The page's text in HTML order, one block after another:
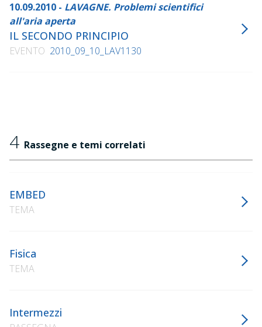
10.09.2010 - LAVAGNE. Problemi scientifici
all'aria aperta
IL SECONDO PRINCIPIO
EVENTO 2010_09_10_LAV1130
4 Rassegne e temi correlati
EMBED
TEMA
Fisica
TEMA
Intermezzi